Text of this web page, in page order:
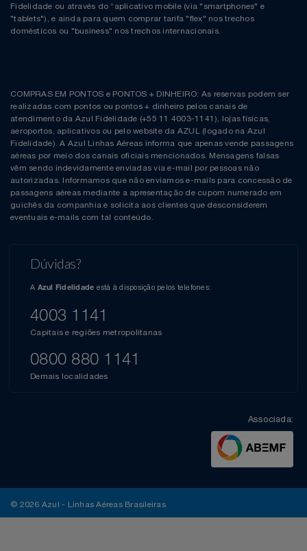
Fidelidade ou através do “aplicativo mobile (via "smartphones" e
"tablets"), e ainda para quem comprar tarifa "flex" nos trechos
domésticos ou "business" nos trechos internacionais.
COMPRAS EM PONTOS e PONTOS + DINHEIRO: As reservas podem ser
realizadas com pontos ou pontos + dinheiro pelos canais de
atendimento da Azul Fidelidade (+55 11 4003-1141), lojas físicas,
aeroportos, aplicativos ou pelo website da AZUL (logado na Azul
Fidelidade). A Azul Linhas Aéreas informa que apenas vende passagens
aéreas por meio dos canais oficiais mencionados. Mensagens falsas
vêm sendo indevidamente enviadas via e-mail por pessoas não
autorizadas. Informamos que não enviamos e-mails para concessão de
passagens aéreas mediante a apresentação de cupom numerado em
guichês da companhia e solicita aos clientes que desconsiderem
eventuais e-mails com tal conteúdo.
Dúvidas?
A Azul Fidelidade está à disposição pelos telefones:
4003 1141
Capitais e regiões metropolitanas
0800 880 1141
Demais localidades
Associada:
© 2026 Azul - Linhas Aéreas Brasileiras